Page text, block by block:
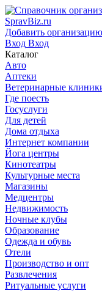
SpravBiz.ru
Добавить организацию
Вход Вход
Каталог
Авто
Аптеки
Ветеринарные
Где поесть
Госуслуги
Для детей
Дома отдыха
Интернет компании
Йога центры
Кинотеатры
Культурные места
Магазины
Медцентры
Недвижимость
Ночные клубы
Образование
Одежда и обувь
Отели
Производство и опт
Развлечения
Ритуальные услуги